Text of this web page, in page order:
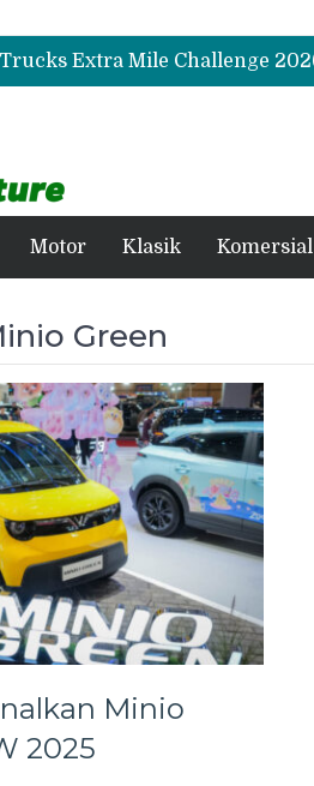
Motor Klasik Komersial
Green
Minio
2025